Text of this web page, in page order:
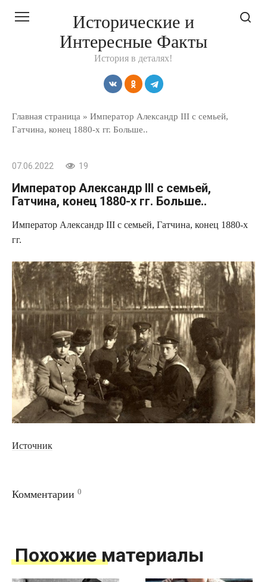
Исторические и
Интересные Факты
История в деталях!
Главная страница » Император Александр III с семьей,
Гатчина, конец 1880-х гг. Больше..
07.06.2022 19
Император Александр III с семьей,
Гатчина, конец 1880-х гг. Больше..
Император Александр III с семьей, Гатчина, конец 1880-х
гг.
Источник
Комментарии 0
Похожие материалы